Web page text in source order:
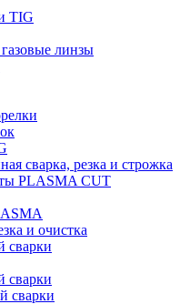
TIG
линзы
сварка, резка и строжка
PLASMA CUT
и очистка
сварки
сварки
сварки